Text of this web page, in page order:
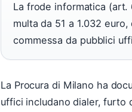
La frode informatica
multa da 51 a 1.032
commessa da pubblici
La Procura di Milano ha
uffici includano dialer, furto